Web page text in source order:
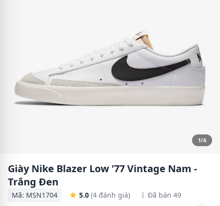
1/6
Giày Nike Blazer Low '77 Vintage Nam -
Trắng Đen
Mã: MSN1704 5.0 (4 đánh giá) Đã bán 49